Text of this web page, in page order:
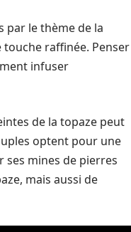
par le thème de la
raffinée. Penser
infuser
de la topaze peut
optent pour une
ses mines de pierres
mais aussi de